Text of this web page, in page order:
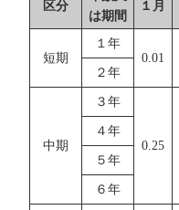
区分
は期間
１月
短期
１年
0.01
２年
中期
３年
0.25
４年
５年
６年